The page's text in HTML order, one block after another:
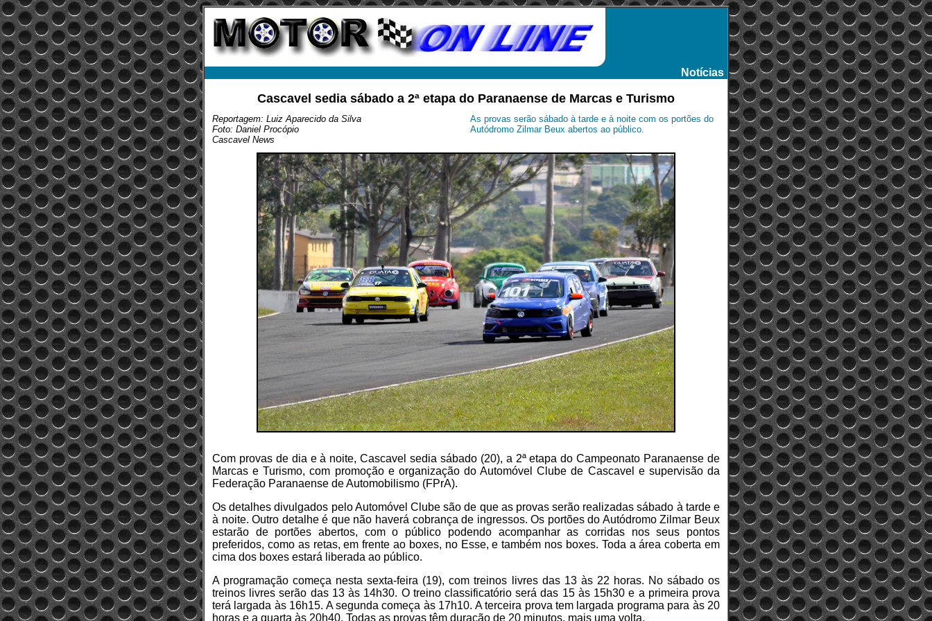
Notícias
Cascavel sedia sábado a 2ª etapa do Paranaense de Marcas e Turismo
Reportagem: Luiz Aparecido da Silva
Foto: Daniel Procópio
Cascavel News
As provas serão sábado à tarde e à noite com os portões do
Autódromo Zilmar Beux abertos ao público.
Com provas de dia e à noite, Cascavel sedia sábado (20), a 2ª etapa do Campeonato Paranaense de
Marcas e Turismo, com promoção e organização do Automóvel Clube de Cascavel e supervisão da
Federação Paranaense de Automobilismo (FPrA).
Os detalhes divulgados pelo Automóvel Clube são de que as provas serão realizadas sábado à tarde e
à noite. Outro detalhe é que não haverá cobrança de ingressos. Os portões do Autódromo Zilmar Beux
estarão de portões abertos, com o público podendo acompanhar as corridas nos seus pontos
preferidos, como as retas, em frente ao boxes, no Esse, e também nos boxes. Toda a área coberta em
cima dos boxes estará liberada ao público.
A programação começa nesta sexta-feira (19), com treinos livres das 13 às 22 horas. No sábado os
treinos livres serão das 13 às 14h30. O treino classificatório será das 15 às 15h30 e a primeira prova
terá largada às 16h15. A segunda começa às 17h10. A terceira prova tem largada programa para às 20
horas e a quarta às 20h40. Todas as provas têm duração de 20 minutos, mais uma volta.